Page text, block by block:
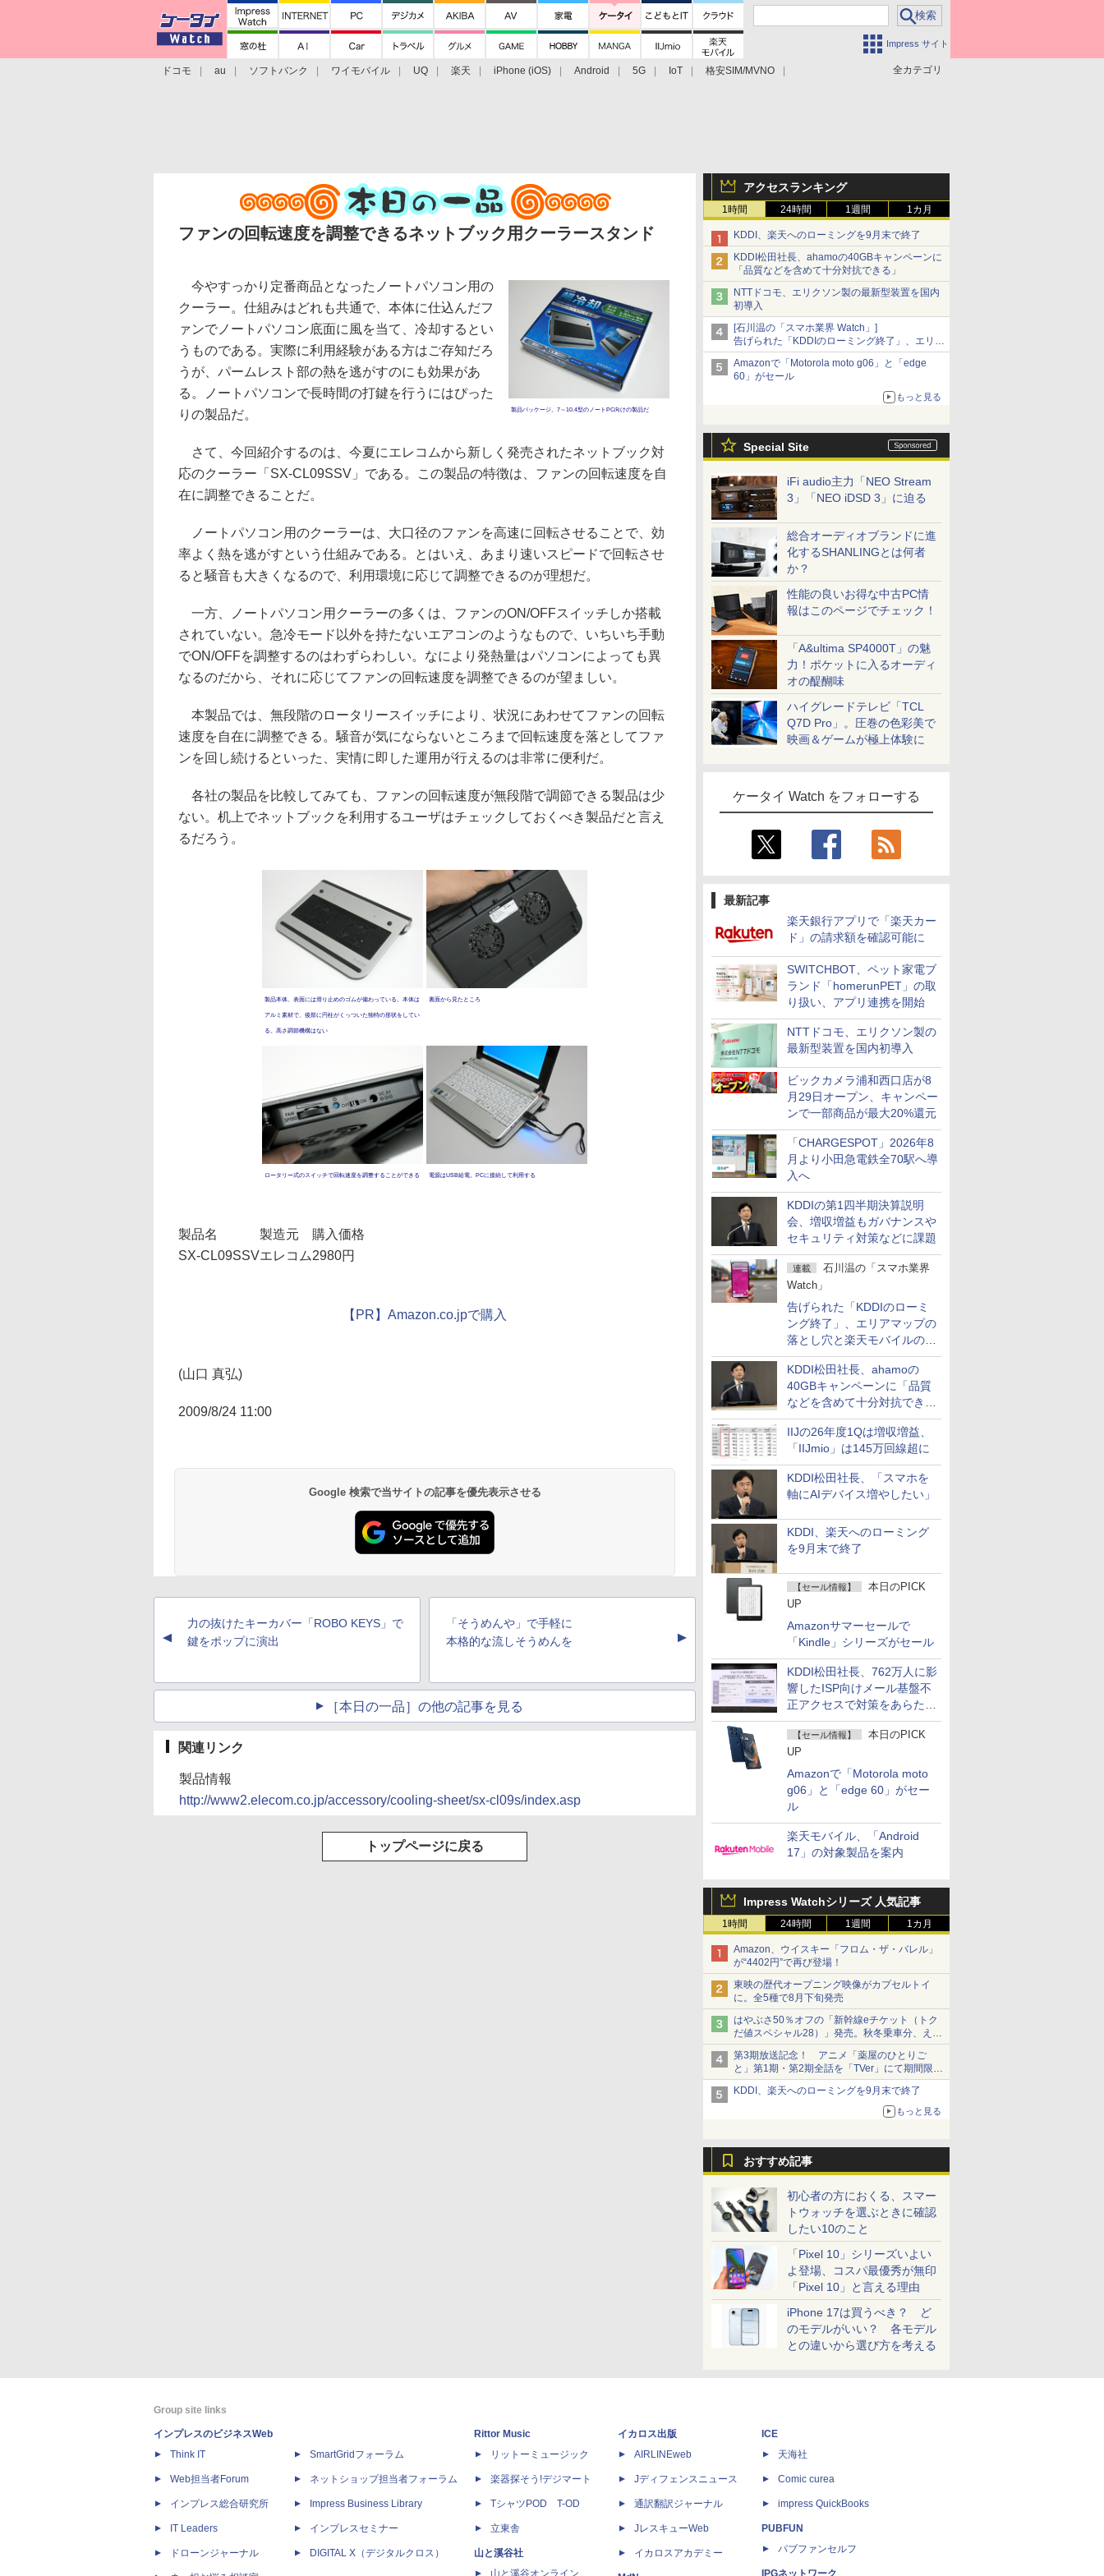
Impress サイト
全カテゴリ
ドコモ au ソフトバンク ワイモバイル UQ 楽天 iPhone (iOS) Android 5G IoT
格安SIM/MVNO
アクセスランキング
1時間 24時間 1週間 1カ月
KDDI、楽天へのローミングを9月末で終了
KDDI松田社長、ahamoの40GBキャンペーンに
「品質などを含めて十分対抗できる」
NTTドコモ、エリクソン製の最新型装置を国内
初導入
[石川温の「スマホ業界 Watch」]
告げられた「KDDIのローミング終了」、エリア
マップの落とし穴と楽天モバイルの課題
Amazonで「Motorola moto g06」と「edge
60」がセール
もっと見る
Special Site
iFi audio主力「NEO Stream
3」「NEO iDSD 3」に迫る
総合オーディオブランドに進
化するSHANLINGとは何者
か？
性能の良いお得な中古PC情
報はこのページでチェック！
「A&ultima SP4000T」の魅
力！ポケットに入るオーディ
オの醍醐味
ハイグレードテレビ「TCL
Q7D Pro」。圧巻の色彩美で
映画＆ゲームが極上体験に
ケータイ Watch をフォローする
最新記事
楽天銀行アプリで「楽天カー
ド」の請求額を確認可能に
SWITCHBOT、ペット家電ブ
ランド「homerunPET」の取
り扱い、アプリ連携を開始
NTTドコモ、エリクソン製の
最新型装置を国内初導入
ビックカメラ浦和西口店が8
月29日オープン、キャンペー
ンで一部商品が最大20%還元
「CHARGESPOT」2026年8
月より小田急電鉄全70駅へ導
入へ
KDDIの第1四半期決算説明
会、増収増益もガバナンスや
セキュリティ対策などに課題
連載
石川温の「スマホ業界
Watch」
告げられた「KDDIのローミ
ング終了」、エリアマップの
落とし穴と楽天モバイルの課
題
KDDI松田社長、ahamoの
40GBキャンペーンに「品質
などを含めて十分対抗でき
る」
IIJの26年度1Qは増収増益、
「IIJmio」は145万回線超に
KDDI松田社長、「スマホを
軸にAIデバイス増やしたい」
KDDI、楽天へのローミング
を9月末で終了
【セール情報】
本日のPICK
UP
Amazonサマーセールで
「Kindle」シリーズがセール
KDDI松田社長、762万人に影
響したISP向けメール基盤不
正アクセスで対策をあらため
て説明
【セール情報】
本日のPICK
UP
Amazonで「Motorola moto
g06」と「edge 60」がセー
ル
楽天モバイル、「Android
17」の対象製品を案内
Impress Watchシリーズ 人気記事
1時間 24時間 1週間 1カ月
Amazon、ウイスキー「フロム・ザ・バレル」
が“4402円”で再び登場！
東映の歴代オープニング映像がカプセルトイ
に。全5種で8月下旬発売
はやぶさ50％オフの「新幹線eチケット（トク
だ値スペシャル28）」発売。秋冬乗車分、えき
ねっと限定
第3期放送記念！ アニメ「薬屋のひとりご
と」第1期・第2期全話を「TVer」にて期間限定
で順次無料配信開始
KDDI、楽天へのローミングを9月末で終了
もっと見る
おすすめ記事
初心者の方におくる、スマー
トウォッチを選ぶときに確認
したい10のこと
「Pixel 10」シリーズいよい
よ登場、コスパ最優秀が無印
「Pixel 10」と言える理由
iPhone 17は買うべき？ ど
のモデルがいい？ 各モデル
との違いから選び方を考える
ファンの回転速度を調整できるネットブック用クーラースタンド
製品パッケージ。7～10.4型のノートPC向けの製品だ
今やすっかり定番商品となったノートパソコン用の
クーラー。仕組みはどれも共通で、本体に仕込んだフ
ァンでノートパソコン底面に風を当て、冷却するとい
うものである。実際に利用経験がある方はご存知だろ
うが、パームレスト部の熱を逃がすのにも効果があ
る。ノートパソコンで長時間の打鍵を行うにはぴった
りの製品だ。
さて、今回紹介するのは、今夏にエレコムから新しく発売されたネットブック対
応のクーラー「SX-CL09SSV」である。この製品の特徴は、ファンの回転速度を自
在に調整できることだ。
ノートパソコン用のクーラーは、大口径のファンを高速に回転させることで、効
率よく熱を逃がすという仕組みである。とはいえ、あまり速いスピードで回転させ
ると騒音も大きくなるので、利用環境に応じて調整できるのが理想だ。
一方、ノートパソコン用クーラーの多くは、ファンのON/OFFスイッチしか搭載
されていない。急冷モード以外を持たないエアコンのようなもので、いちいち手動
でON/OFFを調整するのはわずらわしい。なにより発熱量はパソコンによっても異
なるのだから、それに応じてファンの回転速度を調整できるのが望ましい。
本製品では、無段階のロータリースイッチにより、状況にあわせてファンの回転
速度を自在に調整できる。騒音が気にならないところまで回転速度を落としてファ
ンを回し続けるといった、実情に即した運用が行えるのは非常に便利だ。
各社の製品を比較してみても、ファンの回転速度が無段階で調節できる製品は少
ない。机上でネットブックを利用するユーザはチェックしておくべき製品だと言え
るだろう。
製品本体。表面には滑り止めのゴムが備わっている。本体は
アルミ素材で、後部に円柱がくっついた独特の形状をしてい
る。高さ調節機構はない
裏面から見たところ
ロータリー式のスイッチで回転速度を調整することができる 電源はUSB給電。PCに接続して利用する
製品名 製造元
購入価格
SX-CL09SSVエレコム2980円
【PR】Amazon.co.jpで購入
(山口 真弘)
2009/8/24 11:00
Google 検索で当サイトの記事を優先表示させる
▲
力の抜けたキーカバー「ROBO KEYS」で
鍵をポップに演出
「そうめんや」で手軽に
本格的な流しそうめんを
▲
［本日の一品］の他の記事を見る
関連リンク
製品情報
http://www2.elecom.co.jp/accessory/cooling-sheet/sx-cl09s/index.asp
トップページに戻る
Group site links
インプレスのビジネスWeb
Think IT
Web担当者Forum
インプレス総合研究所
IT Leaders
ドローンジャーナル
SmartGridフォーラム
ネットショップ担当者フォーラム
Impress Business Library
インプレスセミナー
DIGITAL X（デジタルクロス）
Rittor Music
リットーミュージック
楽器探そう!デジマート
TシャツPOD T-OD
立東舎
山と溪谷社
山と溪谷オンライン
イカロス出版
AIRLINEweb
Jディフェンスニュース
通訳翻訳ジャーナル
JレスキューWeb
イカロスアカデミー
ICE
天海社
Comic curea
impress QuickBooks
PUBFUN
パブファンセルフ
IPGネットワーク